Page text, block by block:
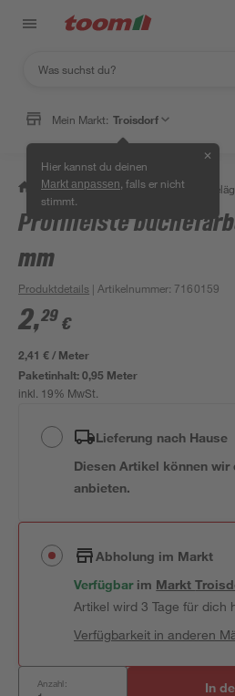
Mein Markt: Troisdorf
Hier kannst du deinen
Markt anpassen , falls er nicht
stimmt.
✕
/ Bauen & Renovieren /
Profilleiste
mm
Produktdetails | Artikelnummer: 7160159
2,29 €
2,41 € / Meter
Paketinhalt:0,95 Meter
inkl. 19% MwSt.
Lieferung nach Hause
Diesen Artikel können
anbieten.
Abholung im Markt
Verfügbar im Markt
Artikel wird 3 Tage für dich
Verfügbarkeit in anderen
Anzahl: In